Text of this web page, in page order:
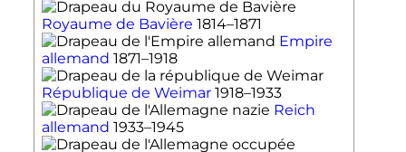
Royaume de Bavière 1814–1871
Empire
allemand 1871–1918
République de Weimar1918–1933
Reich
allemand 1933–1945